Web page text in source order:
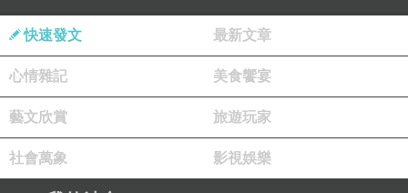
快速發文 最新文章
心情雜記 美食饗宴
藝文欣賞 旅遊玩家
社會萬象 影視娛樂